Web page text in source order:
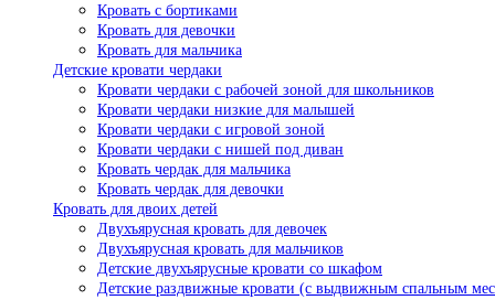
Кровать с бортиками
Кровать для девочки
Кровать для мальчика
Детские кровати чердаки
Кровати чердаки с рабочей зоной для школьников
Кровати чердаки низкие для малышей
Кровати чердаки с игровой зоной
Кровати чердаки с нишей под диван
Кровать чердак для мальчика
Кровать чердак для девочки
Кровать для двоих детей
Двухъярусная кровать для девочек
Двухъярусная кровать для мальчиков
Детские двухъярусные кровати со шкафом
Детские раздвижные кровати (с выдвижным спальным